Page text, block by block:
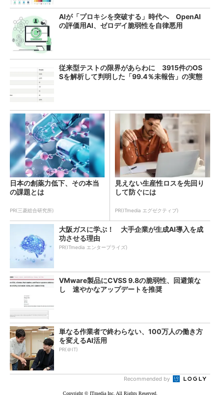
AIが「プロキシを突破する」時代へ OpenAI
の評価用AI、ゼロデイ脆弱性を自律悪用
従来型テストの限界があらわに 3915件のOS
Sを解析して判明した「99.4％未報告」の実態
日本の創薬力低下、その本当
の課題とは
PR(三菱総合研究所)
見えない生産性ロスを先回り
して防ぐには
PR(ITmedia エグゼクティブ)
大阪ガスに学ぶ！ 大手企業が生成AI導入を成
功させる理由
PR(ITmedia エンタープライズ)
VMware製品にCVSS 9.8の脆弱性、回避策な
し 速やかなアップデートを推奨
単なる作業者で終わらない、100万人の働き方
を変えるAI活用
PR(＠IT)
Recommended by
Copyright © ITmedia Inc. All Rights Reserved.